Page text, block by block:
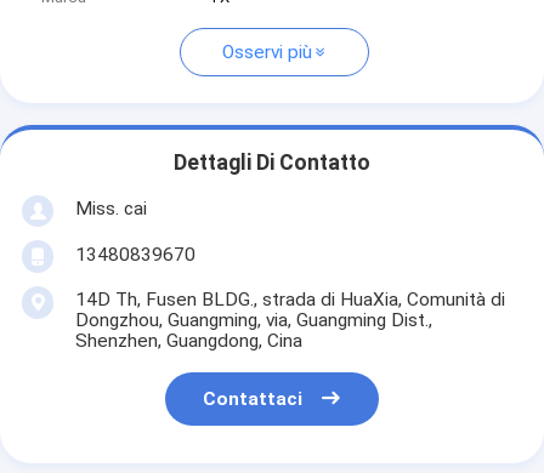
Osservi più
Dettagli Di Contatto
Miss. cai
13480839670
14D Th, Fusen BLDG., strada di HuaXia, Comunità di
Dongzhou, Guangming, via, Guangming Dist.,
Shenzhen, Guangdong, Cina
Contattaci